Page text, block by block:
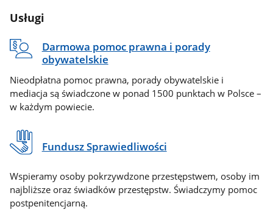
Usługi
Darmowa pomoc prawna i porady
obywatelskie
Nieodpłatna pomoc prawna, porady obywatelskie i
mediacja są świadczone w ponad 1500 punktach w Polsce –
w każdym powiecie.
Fundusz Sprawiedliwości
Wspieramy osoby pokrzywdzone przestępstwem, osoby im
najbliższe oraz świadków przestępstw. Świadczymy pomoc
postpenitencjarną.